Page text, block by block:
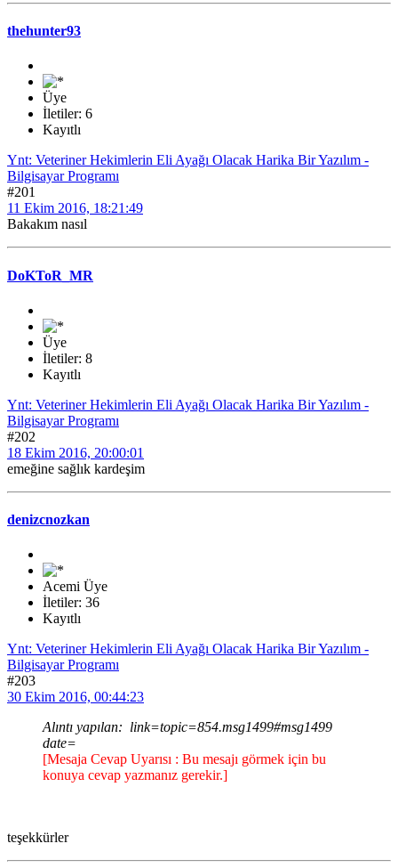
thehunter93
Üye
İletiler: 6
Kayıtlı
Ynt: Veteriner Hekimlerin Eli Ayağı Olacak Harika Bir Yazılım -
Bilgisayar Programı
#201
11 Ekim 2016, 18:21:49
Bakakım nasıl
DoKToR_MR
Üye
İletiler: 8
Kayıtlı
Ynt: Veteriner Hekimlerin Eli Ayağı Olacak Harika Bir Yazılım -
Bilgisayar Programı
#202
18 Ekim 2016, 20:00:01
emeğine sağlık kardeşim
denizcnozkan
Acemi Üye
İletiler: 36
Kayıtlı
Ynt: Veteriner Hekimlerin Eli Ayağı Olacak Harika Bir Yazılım -
Bilgisayar Programı
#203
30 Ekim 2016, 00:44:23
Alıntı yapılan: link=topic=854.msg1499#msg1499
date=
[Mesaja Cevap Uyarısı : Bu mesajı görmek için bu
konuya cevap yazmanız gerekir.]
teşekkürler